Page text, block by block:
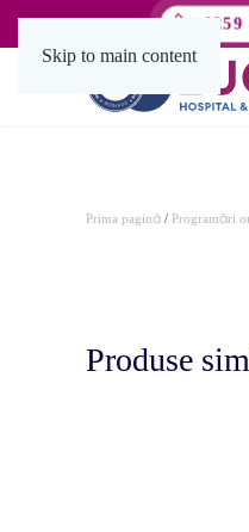
Skip to main content
0259
Prima pagină / Programări
Produse